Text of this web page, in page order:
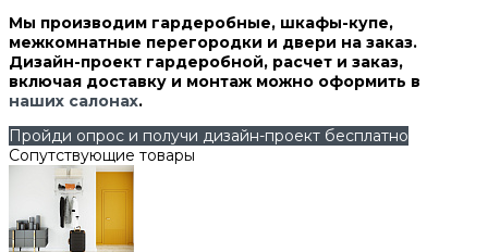
Мы производим гардеробные, шкафы-купе,
межкомнатные перегородки и двери на заказ.
Дизайн-проект гардеробной, расчет и заказ,
включая доставку и монтаж можно оформить в
наших салонах.
Пройди опрос и получи дизайн-проект бесплатно
Сопутствующие товары